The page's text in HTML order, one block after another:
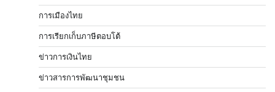
การเมืองไทย
การเรียกเก็บภาษีตอบโต้
ข่าวการเงินไทย
ข่าวสารการพัฒนาชุมชน